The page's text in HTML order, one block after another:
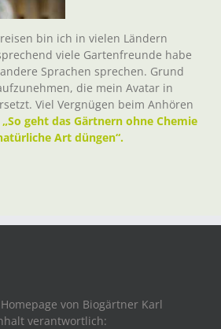
bin ich in vielen Ländern
viele Gartenfreunde habe
Sprachen sprechen. Grund
die mein Avatar in
Viel Vergnügen beim Anhören
„So geht das Gärtnern ohne Chemie
Art düngen“.
von Biogärtner Karl
verantwortlich: